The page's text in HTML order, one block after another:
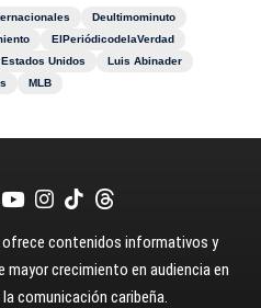
Deultimominuto
ElPeriódicodelaVerdad
Estados Unidos
Luis Abinader
MLB
contenidos informativos y
crecimiento en audiencia en
comunicación caribeña.